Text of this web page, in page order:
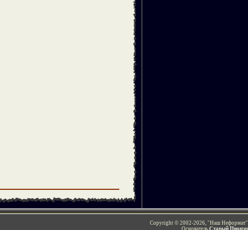
Copyright © 2002-2026, "Наш Неформат"
Основатель Старый Пионэр